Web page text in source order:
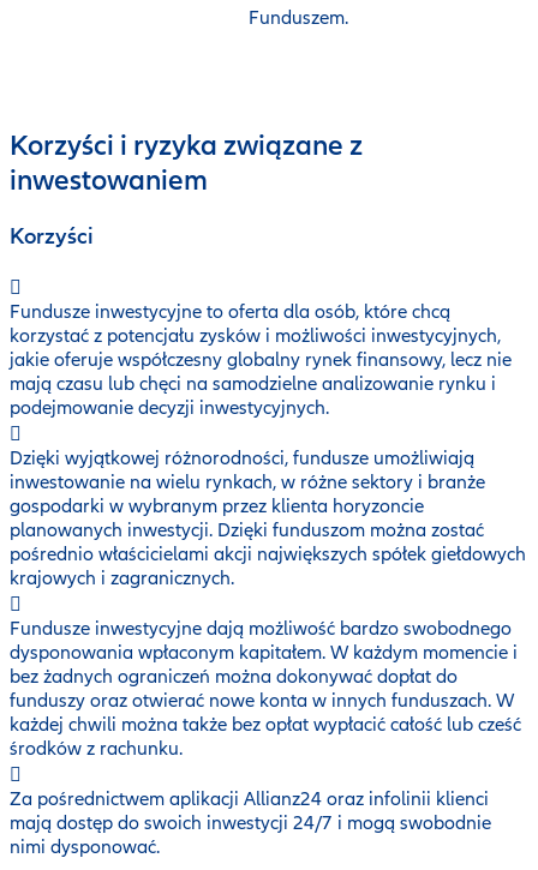
Funduszem.
Korzyści i ryzyka związane z
inwestowaniem
Korzyści
Fundusze inwestycyjne to oferta dla osób, które chcą
korzystać z potencjału zysków i możliwości inwestycyjnych,
jakie oferuje współczesny globalny rynek finansowy, lecz nie
mają czasu lub chęci na samodzielne analizowanie rynku i
podejmowanie decyzji inwestycyjnych.
Dzięki wyjątkowej różnorodności, fundusze umożliwiają
inwestowanie na wielu rynkach, w różne sektory i branże
gospodarki w wybranym przez klienta horyzoncie
planowanych inwestycji. Dzięki funduszom można zostać
pośrednio właścicielami akcji największych spółek giełdowych
krajowych i zagranicznych.
Fundusze inwestycyjne dają możliwość bardzo swobodnego
dysponowania wpłaconym kapitałem. W każdym momencie i
bez żadnych ograniczeń można dokonywać dopłat do
funduszy oraz otwierać nowe konta w innych funduszach. W
każdej chwili można także bez opłat wypłacić całość lub cześć
środków z rachunku.
Za pośrednictwem aplikacji Allianz24 oraz infolinii klienci
mają dostęp do swoich inwestycji 24/7 i mogą swobodnie
nimi dysponować.